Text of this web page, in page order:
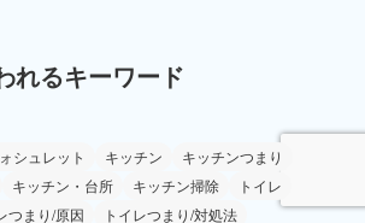
れるキーワード
シュレット キッチン
キッチンつまり
キッチン・台所 キッチン掃除
トイレ
つまり/原因 トイレつまり/対処法